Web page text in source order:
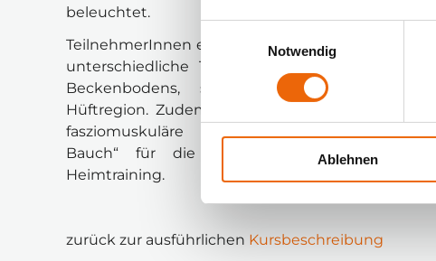
Notwendig
Ablehnen
beleuchtet.
TeilnehmerInnen erlernen die Befundung und
unterschiedliche Trainingsmöglichkeiten des
Beckenbodens, sowie der Bauch- und
Hüftregion. Zudem haben sie Einblick in die
fasziomuskuläre Struktur „Bein-Becken-
Bauch“ für die Einzeltherapie und das
Heimtraining.
zurück zur ausführlichen Kursbeschreibung